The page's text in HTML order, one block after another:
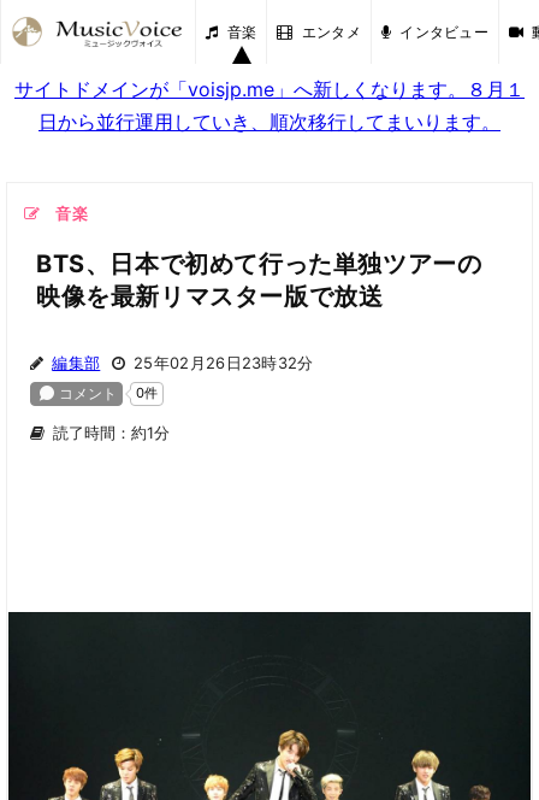
音楽 エンタメ インタビュー
サイトドメインが「voisjp.me」へ新しくなります。８月１
日から並行運用していき、順次移行してまいります。
音楽
BTS、日本で初めて行った単独ツアーの
映像を最新リマスター版で放送
編集部 25年02月26日23時32分
読了時間：約1分